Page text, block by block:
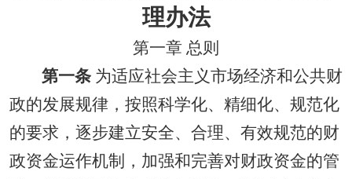
理办法
第一章 总则
第一条为适应社会主义市场经济和公共财
政的发展规律，按照科学化、精细化、规范化
的要求，逐步建立安全、合理、有效规范的财
政资金运作机制，加强和完善对财政资金的管